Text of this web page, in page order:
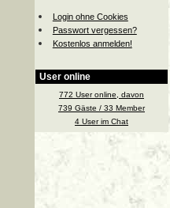
Login ohne Cookies
Passwort vergessen?
Kostenlos anmelden!
User online
772 User online, davon
739 Gäste / 33 Member
4 User im Chat